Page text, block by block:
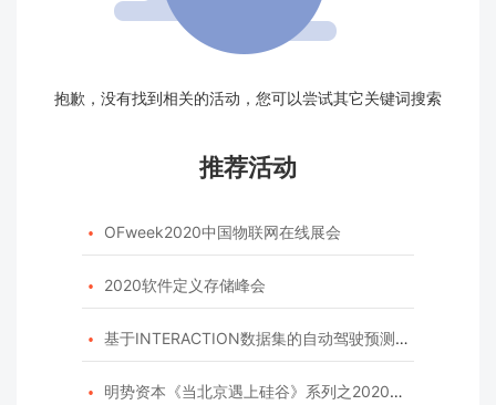
抱歉，没有找到相关的活动，您可以尝试其它关键词搜索
推荐活动
 OFweek2020中国物联网在线展会
 2020软件定义存储峰会
 基于INTERACTION数据集的自动驾驶预测模型挑战赛
 明势资本《当北京遇上硅谷》系列之2020年度开源峰会